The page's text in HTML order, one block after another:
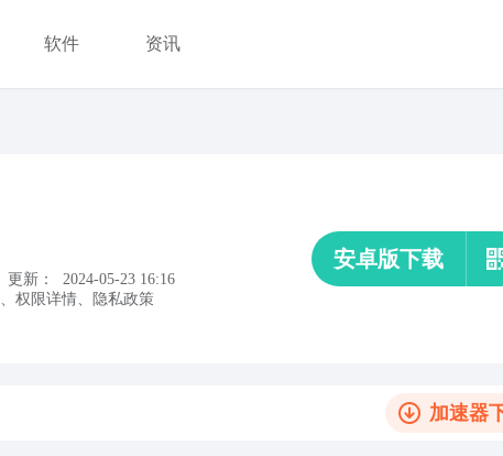
软件 资讯
更新：
2024-05-23 16:16
、 权限详情、 隐私政策
安卓版下载
加速器